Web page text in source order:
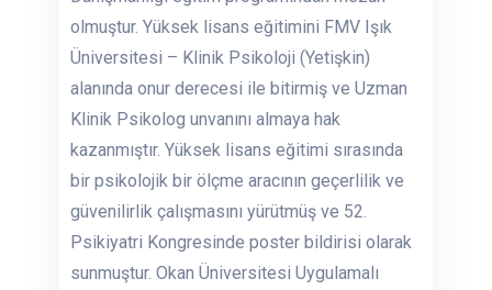
olmuştur. Yüksek lisans eğitimini FMV Işık
Üniversitesi – Klinik Psikoloji (Yetişkin)
alanında onur derecesi ile bitirmiş ve Uzman
Klinik Psikolog unvanını almaya hak
kazanmıştır. Yüksek lisans eğitimi sırasında
bir psikolojik bir ölçme aracının geçerlilik ve
güvenilirlik çalışmasını yürütmüş ve 52.
Psikiyatri Kongresinde poster bildirisi olarak
sunmuştur. Okan Üniversitesi Uygulamalı